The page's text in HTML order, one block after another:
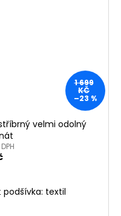
1 699
KČ
–23 %
velmi odolný
textil